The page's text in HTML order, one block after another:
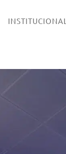
INSTITUCIONAL